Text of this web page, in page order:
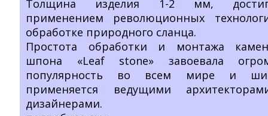
Толщина изделия 1-2 мм,
применением революционных
обработке природного сланца.
Простота обработки и монтажа
шпона «Leaf stone» завоевала
популярность во всем мире и
применяется ведущими
дизайнерами.